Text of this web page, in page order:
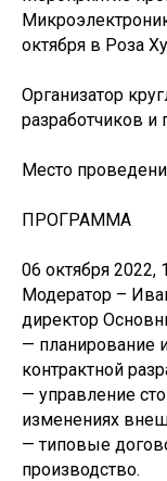
октября в Роза
Организатор
разработчиков и
Место
ПРОГРАММА
06 октября 2022,
Модератор –
директор
— планирование
контрактной
— управление
изменениях
— типовые
производство.